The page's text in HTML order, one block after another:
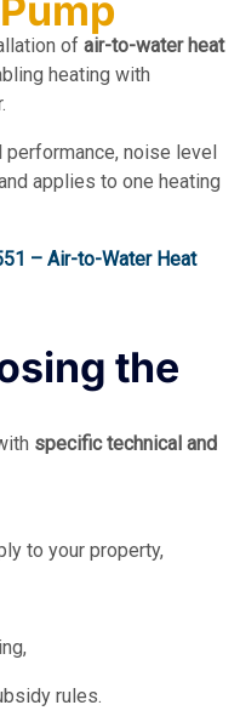
of air-to-water heat
heating with
noise level
applies to one heating
– Air-to-Water Heat
the
specific technical and
to your property,
rules.